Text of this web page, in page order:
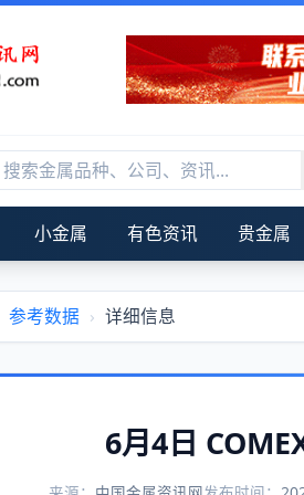
小金属 有色资讯 贵金属
参考数据 › 详细信息
6月4日